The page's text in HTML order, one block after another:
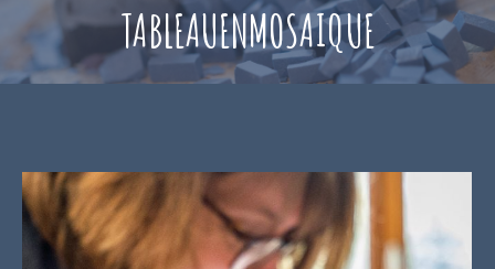
TABLEAUENMOSAIQUE